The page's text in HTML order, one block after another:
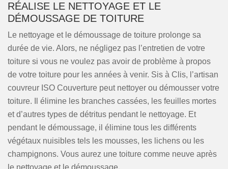
RÉALISE LE NETTOYAGE ET LE
DÉMOUSSAGE DE TOITURE
Le nettoyage et le démoussage de toiture prolonge sa
durée de vie. Alors, ne négligez pas l’entretien de votre
toiture si vous ne voulez pas avoir de problème à propos
de votre toiture pour les années à venir. Sis à Clis, l’artisan
couvreur ISO Couverture peut nettoyer ou démousser votre
toiture. Il élimine les branches cassées, les feuilles mortes
et d’autres types de détritus pendant le nettoyage. Et
pendant le démoussage, il élimine tous les différents
végétaux nuisibles tels les mousses, les lichens ou les
champignons. Vous aurez une toiture comme neuve après
le nettoyage et le démoussage.